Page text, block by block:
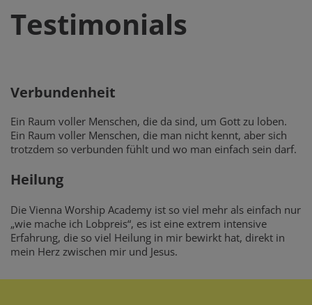
Testimonials
Verbundenheit
Ein Raum voller Menschen, die da sind, um Gott zu loben.
Ein Raum voller Menschen, die man nicht kennt, aber sich
trotzdem so verbunden fühlt und wo man einfach sein darf.
Heilung
Die Vienna Worship Academy ist so viel mehr als einfach nur
„wie mache ich Lobpreis“, es ist eine extrem intensive
Erfahrung, die so viel Heilung in mir bewirkt hat, direkt in
mein Herz zwischen mir und Jesus.